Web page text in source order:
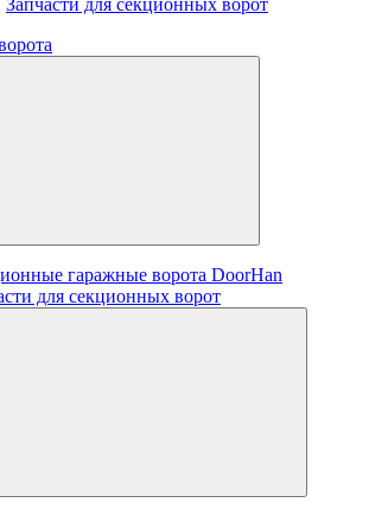
Запчасти для секционных ворот
гаражные ворота DoorHan
для секционных ворот